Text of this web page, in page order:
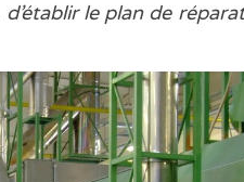
le plan de